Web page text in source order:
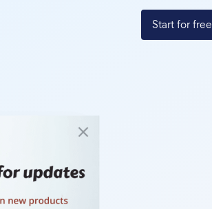
Start for free